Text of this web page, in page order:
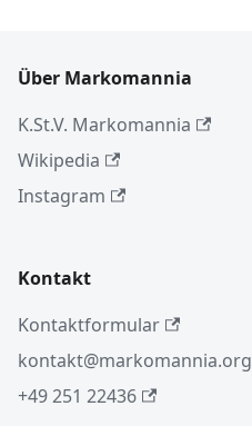
Über Markomannia
K.St.V. Markomannia
Wikipedia
Instagram
Kontakt
Kontaktformular
kontakt@markomannia.org
+49 251 22436